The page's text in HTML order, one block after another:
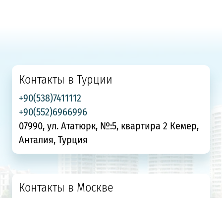
Контакты в Турции
+90(538)7411112
+90(552)6966996
07990, ул. Ататюрк, №:5, квартира 2 Кемер,
Анталия, Турция
Контакты в Москве